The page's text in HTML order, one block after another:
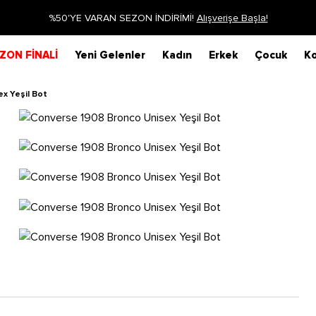
Siparişin 1-3 iş günü içerisinde kargoya
FİNALİ Yeni Gelenler Kadın Erkek Çocuk
Yeşil Bot